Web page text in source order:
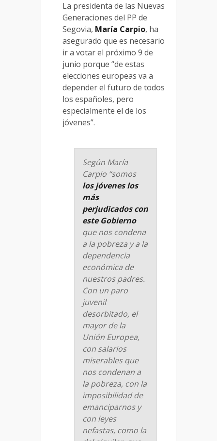
La presidenta de las Nuevas
Generaciones del PP de
Segovia, María Carpio, ha
asegurado que es necesario
ir a votar el próximo 9 de
junio porque “de estas
elecciones europeas va a
depender el futuro de todos
los españoles, pero
especialmente el de los
jóvenes”.
Según María
Carpio “somos
los jóvenes los
más
perjudicados con
este Gobierno
que nos condena
a la pobreza y a la
dependencia
económica de
nuestros padres.
Con un paro
juvenil
desorbitado, el
mayor de la
Unión Europea,
con salarios
miserables que
nos condenan a
la pobreza, con la
imposibilidad de
emanciparnos y
con leyes
nefastas, como la